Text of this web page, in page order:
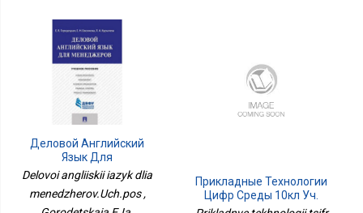
Деловой Английский
Язык Для
Менеджеров.Уч.пос
Delovoi angliiskii iazyk dlia
menedzherov.Uch.pos ,
Прикладные Технологии
Цифр Среды 10кл Уч.
Пос Баз